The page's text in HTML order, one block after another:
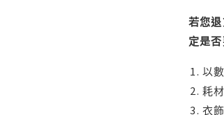
若您
定是否
以
耗
衣